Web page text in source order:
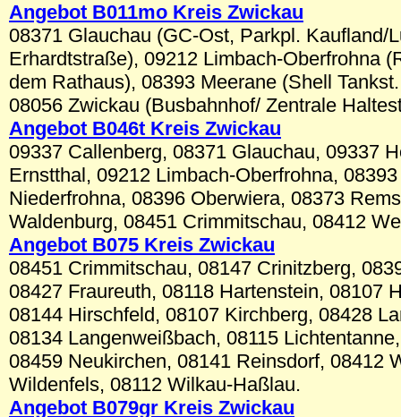
Angebot B011mo Kreis Zwickau
08371 Glauchau (GC-Ost, Parkpl. Kaufland/
Erhardtstraße), 09212 Limbach-Oberfrohna
dem Rathaus), 08393 Meerane (Shell
08056 Zwickau (Busbahnhof/ Zentrale
Angebot B046t Kreis Zwickau
09337 Callenberg, 08371 Glauchau, 09337
Ernstthal, 09212 Limbach-Oberfrohna,
Niederfrohna, 08396 Oberwiera, 08373
Waldenburg, 08451 Crimmitschau, 08412
Angebot B075 Kreis Zwickau
08451 Crimmitschau, 08147 Crinitzberg,
08427 Fraureuth, 08118 Hartenstein, 08107
08144 Hirschfeld, 08107 Kirchberg, 08428
08134 Langenweißbach, 08115
08459 Neukirchen, 08141 Reinsdorf, 08412
Wildenfels, 08112 Wilkau-Haßlau.
Angebot B079gr Kreis Zwickau